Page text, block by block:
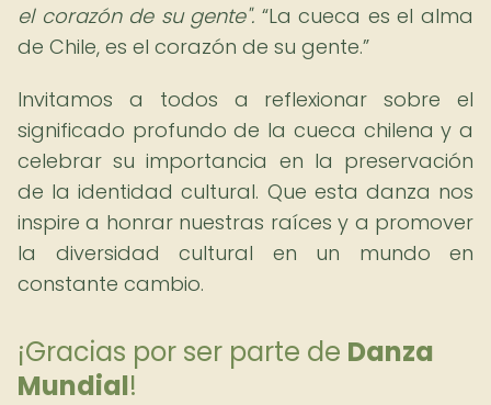
el corazón de su gente". La cueca es el alma
de Chile, es el corazón de su gente.
Invitamos a todos a reflexionar sobre el
significado profundo de la cueca chilena y a
celebrar su importancia en la preservación
de la identidad cultural. Que esta danza nos
inspire a honrar nuestras raíces y a promover
la diversidad cultural en un mundo en
constante cambio.
¡Gracias por ser parte de Danza
Mundial!